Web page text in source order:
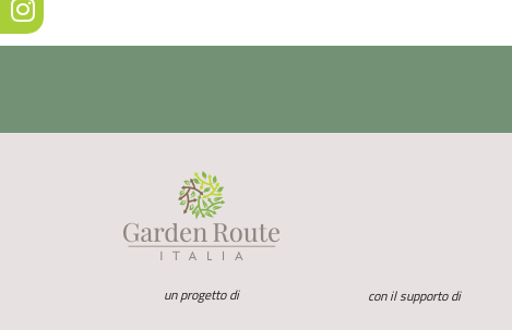
un progetto di con il supporto di